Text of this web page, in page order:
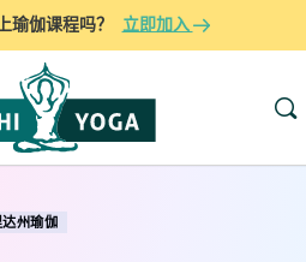
瑜伽课程吗？ 立即加入
州瑜伽